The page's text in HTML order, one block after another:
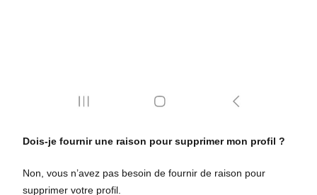
Dois-je fournir une raison pour supprimer mon profil ?
Non, vous n’avez pas besoin de fournir de raison pour
supprimer votre profil.